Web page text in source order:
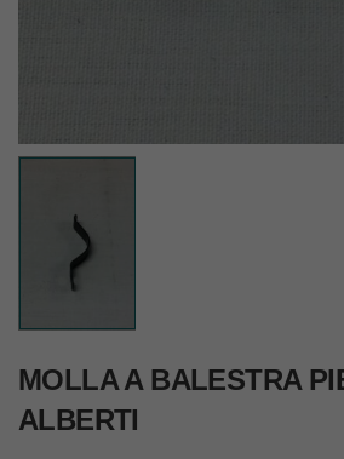
MOLLA A BALESTRA
ALBERTI